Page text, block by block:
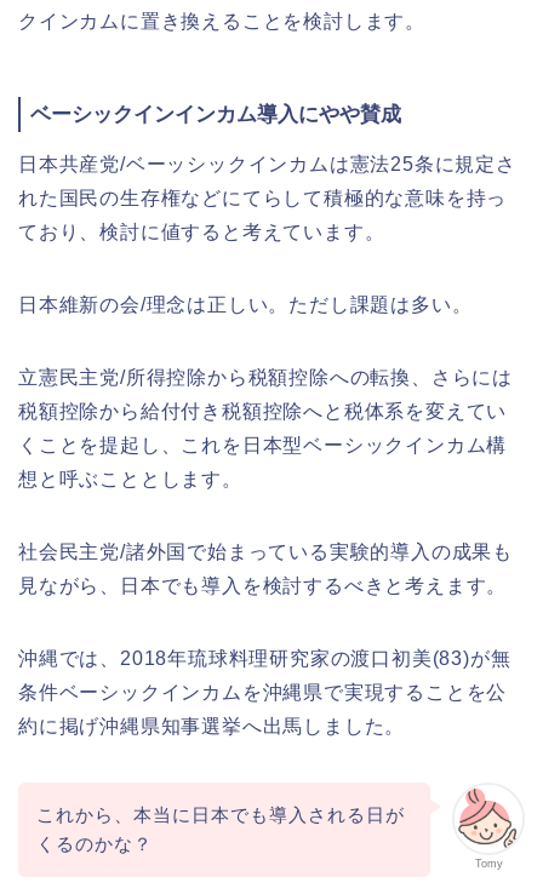
クインカムに置き換えることを検討します。
ベーシックインインカム導入にやや賛成
日本共産党/ベーッシックインカムは憲法25条に規定さ
れた国民の生存権などにてらして積極的な意味を持っ
ており、検討に値すると考えています。
日本維新の会/理念は正しい。ただし課題は多い。
立憲民主党/所得控除から税額控除への転換、さらには
税額控除から給付付き税額控除へと税体系を変えてい
くことを提起し、これを日本型ベーシックインカム構
想と呼ぶこととします。
社会民主党/諸外国で始まっている実験的導入の成果も
見ながら、日本でも導入を検討するべきと考えます。
沖縄では、2018年琉球料理研究家の渡口初美(83)が無
条件ベーシックインカムを沖縄県で実現することを公
約に掲げ沖縄県知事選挙へ出馬しました。
Tomy
これから、本当に日本でも導入される日が
くるのかな？